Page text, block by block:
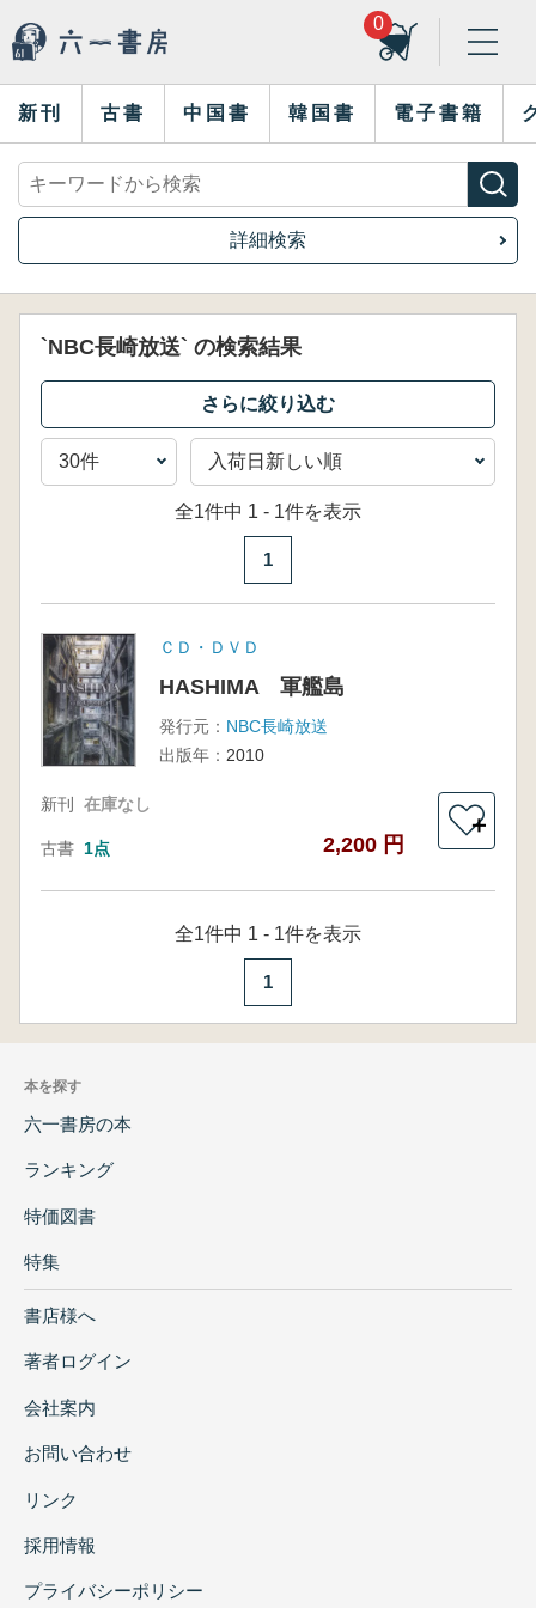
0
新刊 古書 中国書 韓国書 電子書籍
詳細検索
`NBC長崎放送` の検索結果
全1件中 1 - 1件を表示
1
ＣＤ・ＤＶＤ
HASHIMA 軍艦島
発行元： NBC長崎放送
出版年： 2010
新刊 在庫なし
古書 1点 2,200 円
＋
全1件中 1 - 1件を表示
1
本を探す
六一書房の本
ランキング
特価図書
特集
書店様へ
著者ログイン
会社案内
お問い合わせ
リンク
採用情報
プライバシーポリシー